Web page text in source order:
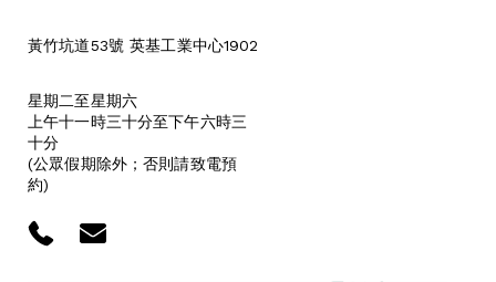
黃竹坑道53號 英基工業中心1902
星期二至星期六
上午十一時三十分至下午六時三
十分
(公眾假期除外；否則請致電預
約)